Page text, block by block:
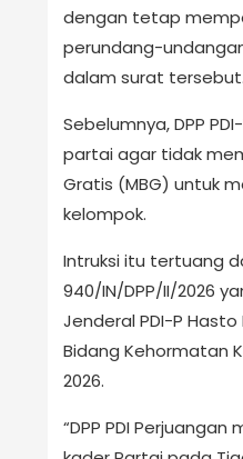
dengan tetap
perundang-
dalam surat tersebut.
Sebelumnya, DPP
partai agar tidak
Gratis (MBG) untuk
kelompok.
Intruksi itu tertuang
940/IN/DPP/II/2026
Jenderal PDI-P
Bidang Kehormatan
2026.
“DPP PDI